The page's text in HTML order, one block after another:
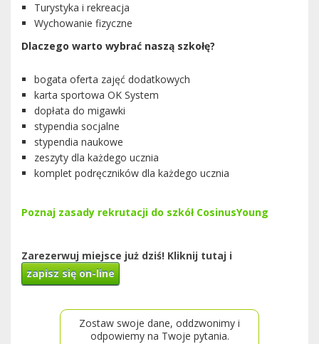
Turystyka i rekreacja
Wychowanie fizyczne
Dlaczego warto wybrać naszą szkołę?
bogata oferta zajęć dodatkowych
karta sportowa OK System
dopłata do migawki
stypendia socjalne
stypendia naukowe
zeszyty dla każdego ucznia
komplet podręczników dla każdego ucznia
Poznaj zasady rekrutacji do szkół CosinusYoung
Zarezerwuj miejsce już dziś! Kliknij tutaj i
zapisz się on-line
Zostaw swoje dane, oddzwonimy i
odpowiemy na Twoje pytania.